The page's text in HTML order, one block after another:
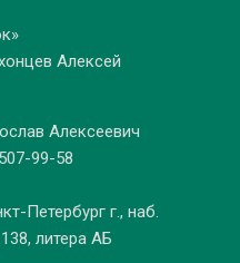
Алексей
Алексеевич
99-58
Петербург г., наб.
литера АБ